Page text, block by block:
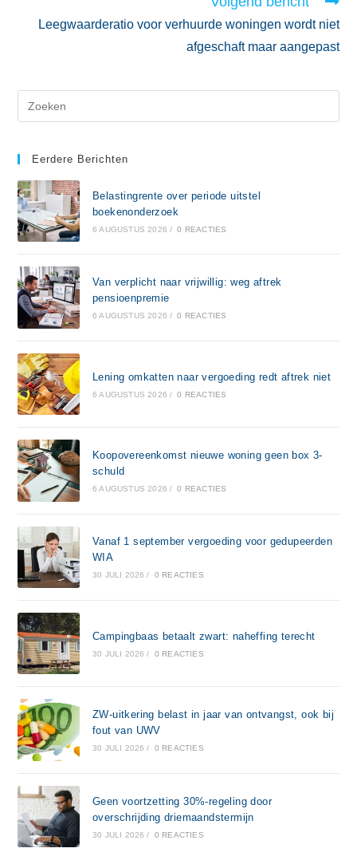
Leegwaarderatio voor verhuurde woningen wordt niet
afgeschaft maar aangepast
Eerdere Berichten
Belastingrente over periode uitstel
boekenonderzoek
6 AUGUSTUS 2026 / 0 REACTIES
Van verplicht naar vrijwillig: weg aftrek
pensioenpremie
6 AUGUSTUS 2026 / 0 REACTIES
Lening omkatten naar vergoeding redt aftrek niet
6 AUGUSTUS 2026 / 0 REACTIES
Koopovereenkomst nieuwe woning geen box 3-
schuld
6 AUGUSTUS 2026 / 0 REACTIES
Vanaf 1 september vergoeding voor gedupeerden
WIA
30 JULI 2026 / 0 REACTIES
Campingbaas betaalt zwart: naheffing terecht
30 JULI 2026 / 0 REACTIES
ZW-uitkering belast in jaar van ontvangst, ook bij
fout van UWV
30 JULI 2026 / 0 REACTIES
Geen voortzetting 30%-regeling door
overschrijding driemaandstermijn
30 JULI 2026 / 0 REACTIES